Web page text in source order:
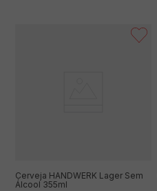
Cerveja HANDWERK Lager Sem
Álcool 355ml